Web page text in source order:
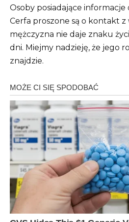
Osoby posiadające informacje
Cerfa proszone są o kontakt z
mężczyzna nie daje znaku
dni. Miejmy nadzieję, że jego
znajdzie.